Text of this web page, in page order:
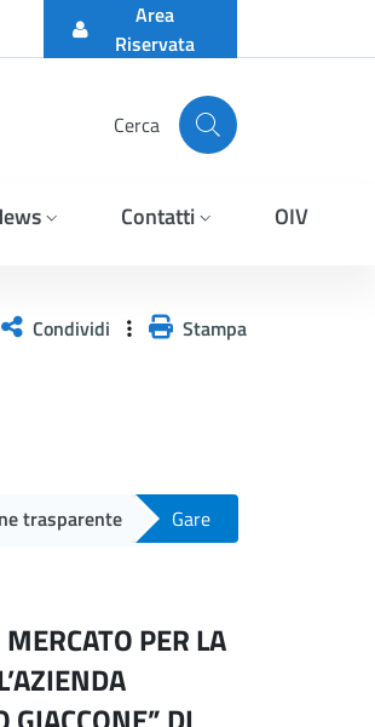
Area
Riservata
Cerca
Contatti OIV
Condividi Stampa
trasparente Gare
PER LA